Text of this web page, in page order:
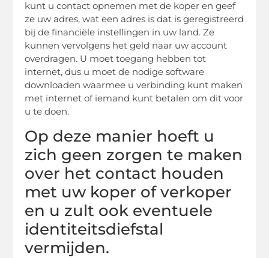
kunt u contact opnemen met de koper en geef
ze uw adres, wat een adres is dat is geregistreerd
bij de financiële instellingen in uw land. Ze
kunnen vervolgens het geld naar uw account
overdragen. U moet toegang hebben tot
internet, dus u moet de nodige software
downloaden waarmee u verbinding kunt maken
met internet of iemand kunt betalen om dit voor
u te doen.
Op deze manier hoeft u
zich geen zorgen te maken
over het contact houden
met uw koper of verkoper
en u zult ook eventuele
identiteitsdiefstal
vermijden.